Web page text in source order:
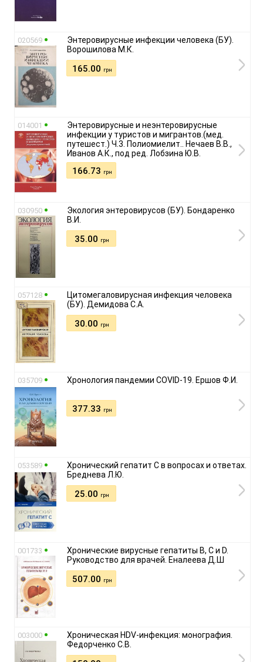
020569
Энтеровирусные инфекции человека (БУ).
Ворошилова М.К.
165.00 грн
014001
Энтеровирусные и неэнтеровирусные
инфекции у туристов и мигрантов.(мед.
путешест.) Ч.3. Полиомиелит.. Нечаев В.В.,
Иванов А.К., под ред. Лобзина Ю.В.
166.73 грн
030950
Экология энтеровирусов (БУ). Бондаренко
В.И.
35.00 грн
057128
Цитомегаловирусная инфекция человека
(БУ). Демидова С.А.
30.00 грн
035709 Хронология пандемии COVID-19. Ершов Ф.И.
377.33 грн
053589
Хронический гепатит С в вопросах и ответах.
Бреднева Л.Ю.
25.00 грн
001733
Хронические вирусные гепатиты B, C и D.
Руководство для врачей. Еналеева Д.Ш
507.00 грн
003000
Хроническая НDV-инфекция: монография.
Федорченко С.В.